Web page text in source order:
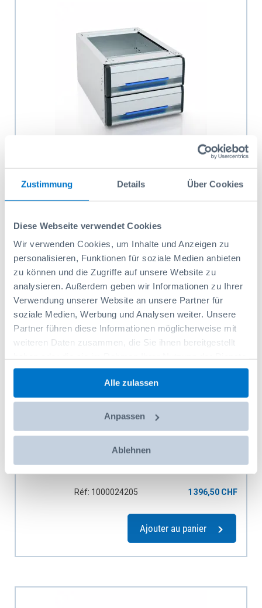
Zustimmung Details Über Cookies
Diese Webseite verwendet Cookies
Wir verwenden Cookies, um Inhalte und Anzeigen zu
personalisieren, Funktionen für soziale Medien anbieten
zu können und die Zugriffe auf unsere Website zu
analysieren. Außerdem geben wir Informationen zu Ihrer
Verwendung unserer Website an unsere Partner für
soziale Medien, Werbung und Analysen weiter. Unsere
Partner führen diese Informationen möglicherweise mit
weiteren Daten zusammen, die Sie ihnen bereitgestellt
gesammelt haben.
Alle zulassen
Anpassen
Ablehnen
Jumbo-Unit A 2-7-21 1xSBL10 1xSBL10
Réf: 1000024204
Jumbo-Unit A 2-10-21 1xSBL10 1xSBL10
Réf: 1000024205 1 396,50 CHF
Ajouter au panier